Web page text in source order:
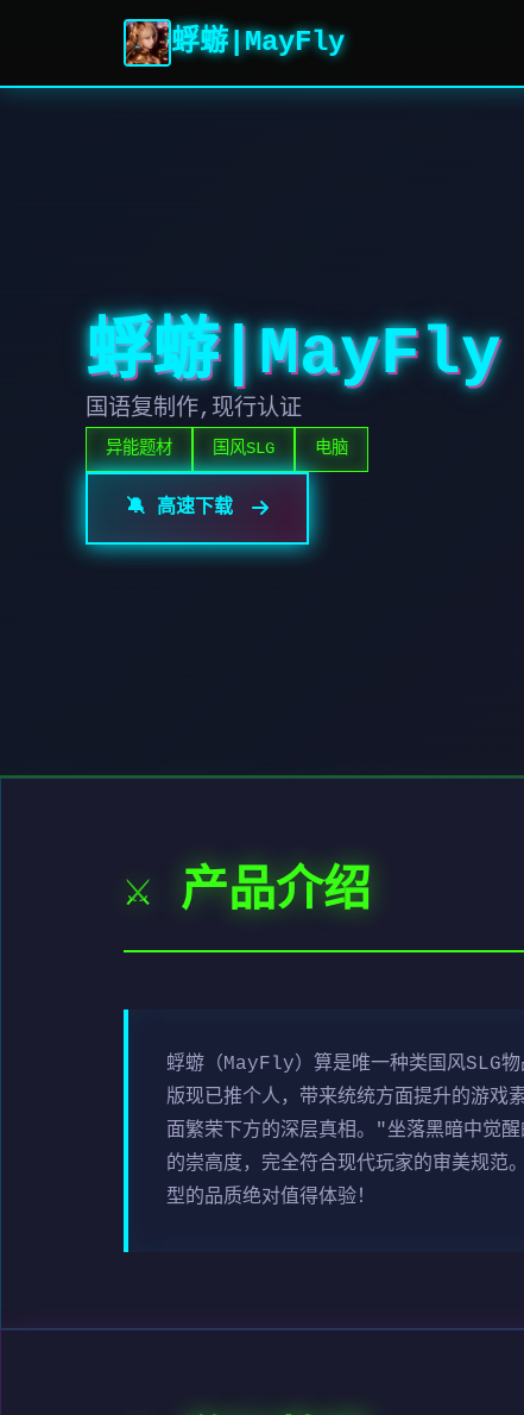
蜉蝣|MayFly
蜉蝣|MayFly
国语复制作,现行认证
异能题材 国风SLG 电脑
🔕 高速下载
⚔️ 产品介绍
蜉蝣（MayFly）算是唯一种类国风SLG
版现已推个人，带来统统方面提升的游戏
面繁荣下方的深层真相。"坐落黑暗中觉
的崇高度，完全符合现代玩家的审美规范
型的品质绝对值得体验！